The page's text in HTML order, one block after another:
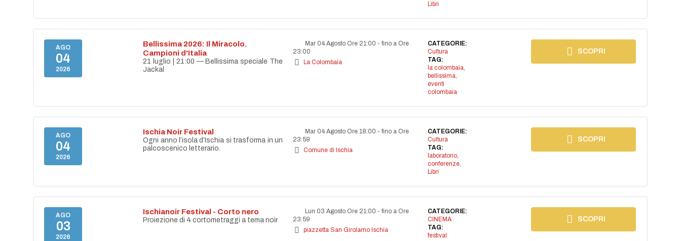
Libri
AGO
04
2026
Bellissima 2026: Il Miracolo.
Campioni d'Italia
21 luglio | 21:00 — Bellissima speciale The
Jackal
Mar 04 Agosto Ore 21:00 - fino a Ore
23:00
La Colombaia
CATEGORIE:
Cultura
TAG:
la colombaia,
bellissima,
eventi
colombaia
SCOPRI
AGO
04
2026
Ischia Noir Festival
Ogni anno l’isola d’Ischia si trasforma in un
palcoscenico letterario.
Mar 04 Agosto Ore 18:00 - fino a Ore
23:59
Comune di Ischia
CATEGORIE:
Cultura
TAG:
laboratorio,
conferenze,
Libri
SCOPRI
AGO
03
2026
Ischianoir Festival - Corto nero
Proiezione di 4 cortometraggi a tema noir
Lun 03 Agosto Ore 21:00 - fino a Ore
23:59
piazzetta San Girolamo Ischia
CATEGORIE:
CINEMA
TAG:
festival
SCOPRI